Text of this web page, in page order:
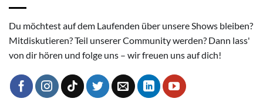
Du möchtest auf dem Laufenden über unsere Shows bleiben?
Mitdiskutieren? Teil unserer Community werden? Dann lass'
von dir hören und folge uns – wir freuen uns auf dich!